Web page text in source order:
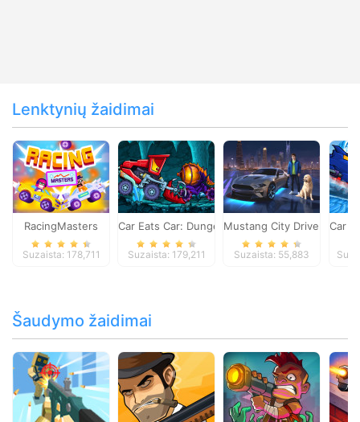
Lenktynių žaidimai
RacingMasters
Suzaista: 178,711
Car Eats Car: Dungeon Adventure
Suzaista: 179,211
Mustang City Driver
Suzaista: 55,883
Car
Šaudymo žaidimai